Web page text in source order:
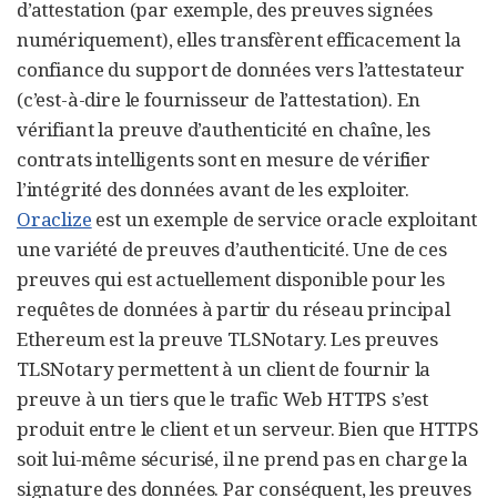
d’attestation (par exemple, des preuves signées
numériquement), elles transfèrent efficacement la
confiance du support de données vers l’attestateur
(c’est-à-dire le fournisseur de l’attestation). En
vérifiant la preuve d’authenticité en chaîne, les
contrats intelligents sont en mesure de vérifier
l’intégrité des données avant de les exploiter.
Oraclize est un exemple de service oracle exploitant
une variété de preuves d’authenticité. Une de ces
preuves qui est actuellement disponible pour les
requêtes de données à partir du réseau principal
Ethereum est la preuve TLSNotary. Les preuves
TLSNotary permettent à un client de fournir la
preuve à un tiers que le trafic Web HTTPS s’est
produit entre le client et un serveur. Bien que HTTPS
soit lui-même sécurisé, il ne prend pas en charge la
signature des données. Par conséquent, les preuves